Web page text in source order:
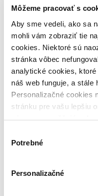
Môžeme pracovať s
Aby sme vedeli, ako sa
mohli vám zobraziť tie
cookies. Niektoré sú
stránka vôbec
analytické cookies,
náš web funguje, a stále
Personalizačné cookies
stránku pre vašu lepšiu
nám zas umožňujú
nám pomohlo, keby sme
súhlasu
Potrebné
Personalizačné
poviedky (1 titul)
Autor
Lucius Annaeus
Vydavateľstvo
Větrné mlýny (1
Väzba
pevná väzba (1 titul)
Zúžiť výber
Bestsellery